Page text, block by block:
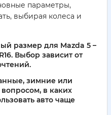
параметры,
выбирая колеса и
размер для Mazda 5 –
Выбор зависит от
зимние или
в каких
авто чаще